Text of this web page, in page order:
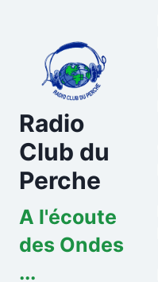
contenu
Radio
Club du
Perche
A l'écoute
des Ondes
...